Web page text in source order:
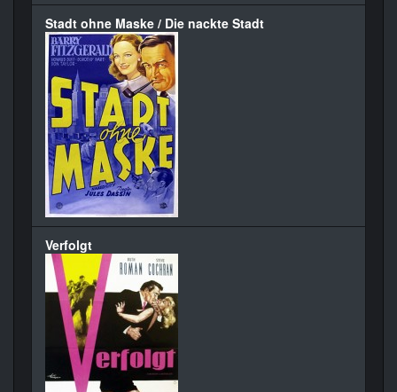
Stadt ohne Maske / Die nackte Stadt
Verfolgt